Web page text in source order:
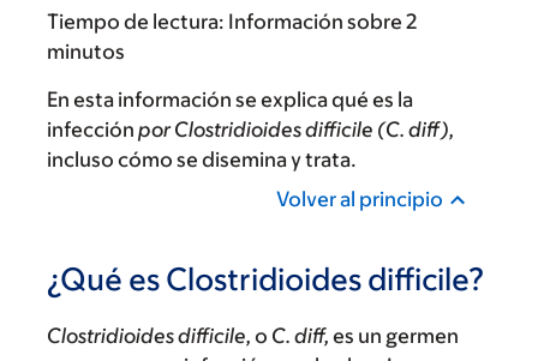
Tiempo de lectura: Información sobre 2
minutos
En esta información se explica qué es la
infección por Clostridioides difficile (C. diff),
incluso cómo se disemina y trata.
Volver al principio
¿Qué es Clostridioides difficile?
Clostridioides difficile, o C. diff, es un germen